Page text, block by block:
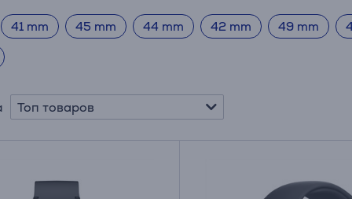
41 mm 45 mm 44 mm 42 mm 49 mm
Топ товаров